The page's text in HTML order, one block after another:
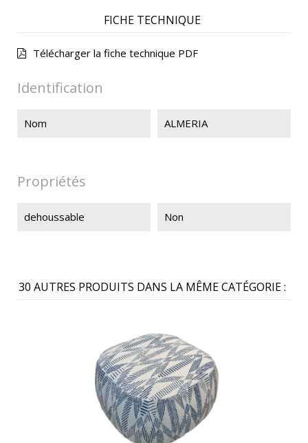
FICHE TECHNIQUE
Télécharger la fiche technique PDF
Identification
Nom ALMERIA
Propriétés
dehoussable Non
30 AUTRES PRODUITS DANS LA MÊME CATÉGORIE :